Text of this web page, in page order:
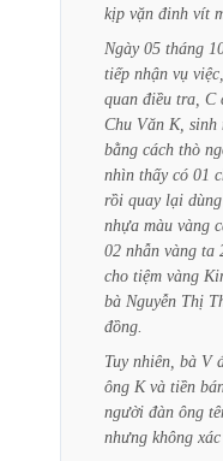
kịp vặn đinh vít
Ngày 05 tháng
tiếp nhận vụ việc,
quan điều tra, C
Chu Văn K, sinh
bằng cách thò
nhìn thấy có 01
rồi quay lại dùng
nhựa màu vàng
02 nhẫn vàng ta
cho tiệm vàng
bà Nguyễn Thị
đồng.
Tuy nhiên, bà V
ông K và tiền
người đàn ông
nhưng không xác